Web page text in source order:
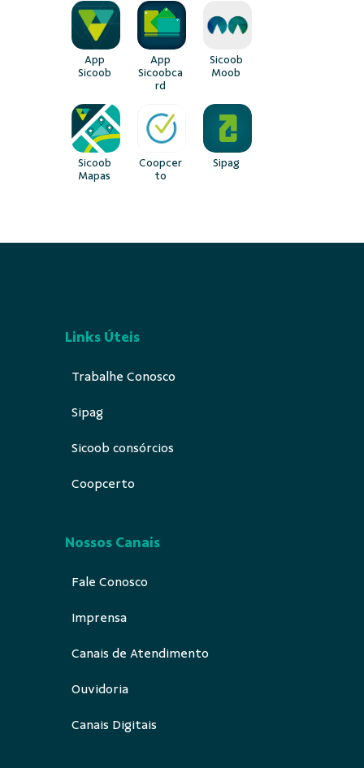
App
Sicoob
App
Sicoobca
rd
Sicoob
Moob
Sicoob
Mapas
Coopcer
to
Sipag
Trabalhe Conosco
Sipag
Sicoob consórcios
Coopcerto
Fale Conosco
Imprensa
Canais de Atendimento
Ouvidoria
Canais Digitais